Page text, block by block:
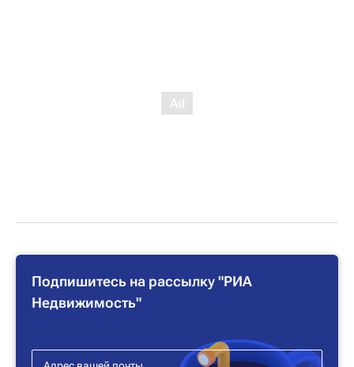
Подпишитесь на рассылку "РИА
Недвижимость"